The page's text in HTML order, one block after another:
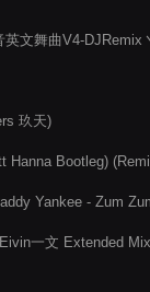
英文舞曲V4-DJRemix
玖天)
Hanna Bootleg)
Yankee - Zum
一文 Extended